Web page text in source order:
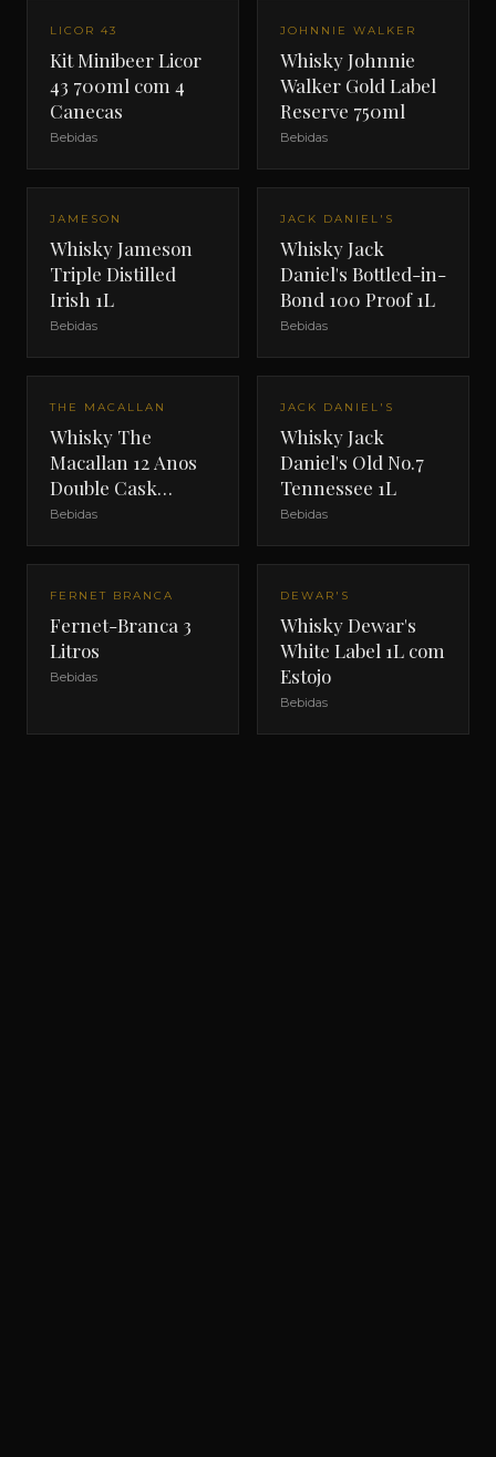
LICOR 43
Kit Minibeer Licor
43 700ml com 4
Canecas
Bebidas
JOHNNIE WALKER
Whisky Johnnie
Walker Gold Label
Reserve 750ml
Bebidas
JAMESON
Whisky Jameson
Triple Distilled
Irish 1L
Bebidas
JACK DANIEL'S
Whisky Jack
Daniel's Bottled-in-
Bond 100 Proof 1L
Bebidas
THE MACALLAN
Whisky The
Macallan 12 Anos
Double Cask
700ml com Estojo
Bebidas
JACK DANIEL'S
Whisky Jack
Daniel's Old No.7
Tennessee 1L
Bebidas
FERNET BRANCA
Fernet-Branca 3
Litros
Bebidas
DEWAR'S
Whisky Dewar's
White Label 1L com
Estojo
Bebidas